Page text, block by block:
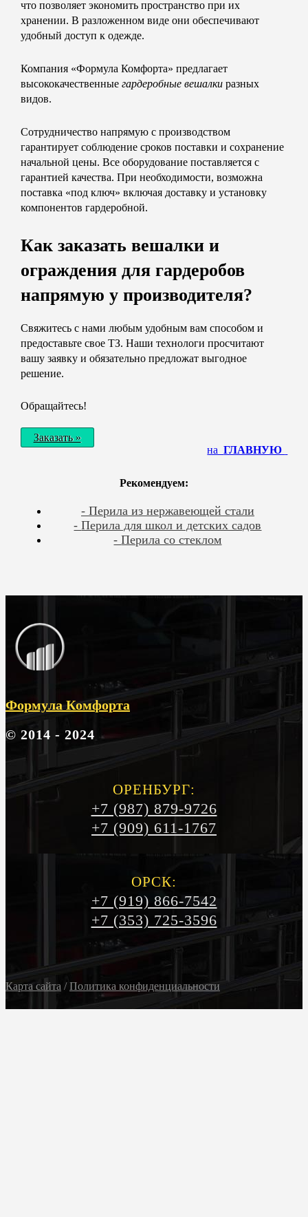
что позволяет экономить пространство при их
хранении. В разложенном виде они обеспечивают
удобный доступ к одежде.
Компания «Формула Комфорта» предлагает
высококачественные гардеробные вешалкиразных
видов.
Сотрудничество напрямую с производством
гарантирует соблюдение сроков поставки и сохранение
начальной цены. Все оборудование поставляется с
гарантией качества. При необходимости, возможна
поставка «под ключ» включая доставку и установку
компонентов гардеробной.
Как заказать вешалки и
ограждения для гардеробов
напрямую у производителя?
Свяжитесь с нами любым удобным вам способом и
предоставьте свое ТЗ. Наши технологи просчитают
вашу заявку и обязательно предложат выгодное
решение.
Обращайтесь!
Заказать »
наГЛАВНУЮ
Рекомендуем:
Перила из нержавеющей стали
Перила для школ и детских садов
Перила со стеклом
Формула Комфорта
© 2014 - 2024
ОРЕНБУРГ:
+7 (987) 879-9726
+7 (909) 611-1767
ОРСК:
+7 (919) 866-7542
+7 (353) 725-3596
Карта сайта /Политика конфиденциальности